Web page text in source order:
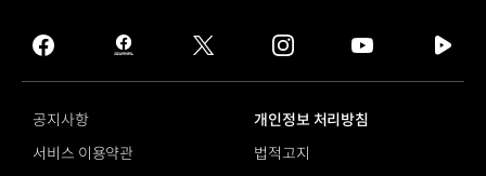
GROUP
facebook
hmg
journal
twitter instagram
tv
공지사항
개인정보 처리방침
서비스 이용약관
법적고지